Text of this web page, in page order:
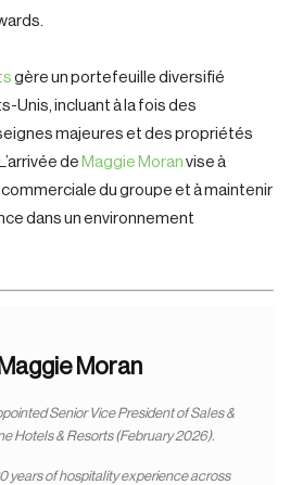
gère un portefeuille diversifié
Unis, incluant à la fois des
majeures et des propriétés
de Maggie Moran vise à
du groupe et à maintenir
dans un environnement
Maggie Moran
Senior Vice President of Sales &
Hotels & Resorts (February 2026).
years of hospitality experience across